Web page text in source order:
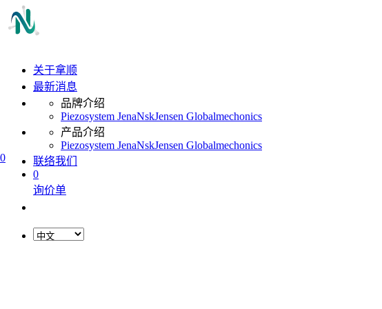
0
关于拿顺
最新消息
品牌介绍
Piezosystem JenaNskJensen Globalmechonics
产品介绍
Piezosystem JenaNskJensen Globalmechonics
联络我们
0
询价单